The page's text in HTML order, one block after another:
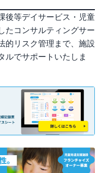
後等デイサービス・児童
たコンサルティングサー
的リスク管理まで、施設
ルでサポートいたしま